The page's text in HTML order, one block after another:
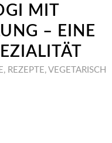
MIT
– EINE
, REZEPTE, VEGETARISCH